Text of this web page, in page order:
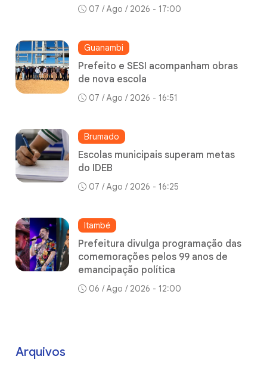
07 / Ago / 2026 - 17:00
Guanambi
Prefeito e SESI acompanham obras
de nova escola
07 / Ago / 2026 - 16:51
Brumado
Escolas municipais superam metas
do IDEB
07 / Ago / 2026 - 16:25
Itambé
Prefeitura divulga programação das
comemorações pelos 99 anos de
emancipação política
06 / Ago / 2026 - 12:00
Arquivos